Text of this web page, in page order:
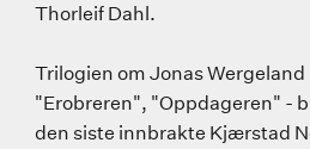
Thorleif Dahl.
Trilogien om Jonas
"Erobreren", "Oppdageren" -
den siste innbrakte Kjærstad